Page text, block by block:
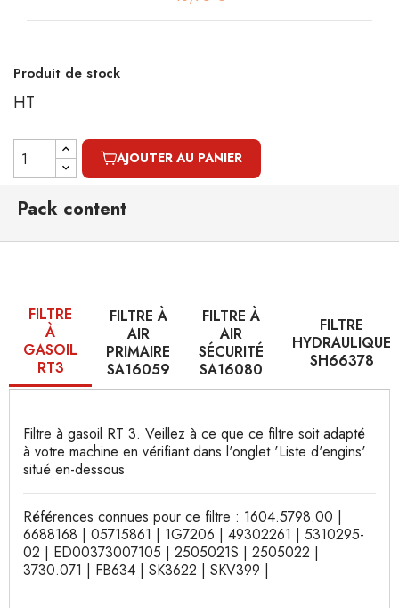
Produit de stock
HT
AJOUTER AU PANIER
Pack content
FILTRE
À
GASOIL
RT3
FILTRE À
AIR
PRIMAIRE
SA16059
FILTRE À
AIR
SÉCURITÉ
SA16080
FILTRE
HYDRAULIQUE
SH66378
Filtre à gasoil RT 3. Veillez à ce que ce filtre soit adapté
à votre machine en vérifiant dans l'onglet 'Liste d'engins'
situé en-dessous
Références connues pour ce filtre : 1604.5798.00 |
6688168 | 05715861 | 1G7206 | 49302261 | 5310295-
02 | ED00373007105 | 2505021S | 2505022 |
3730.071 | FB634 | SK3622 | SKV399 |